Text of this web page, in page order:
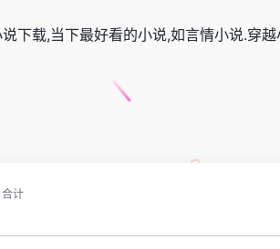
下载,当下最好看的小说,如言情小说.穿